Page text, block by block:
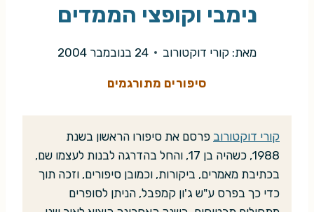
נימבי וקופצי הממדים
מאת: קורי דוקטורוב 24 בנובמבר 2004
סיפורים מתורגמים
קורי דוקטורוב פרסם את סיפורו הראשון בשנת
1988, כשהיה בן 17, והחל בהדרגה לבנות לעצמו שם,
בכתיבת מאמרים, ביקורות, וכמובן סיפורים, וזכה תוך
כדי כך בפרס ע"ש ג'ון קמפבל, הניתן לסופרים